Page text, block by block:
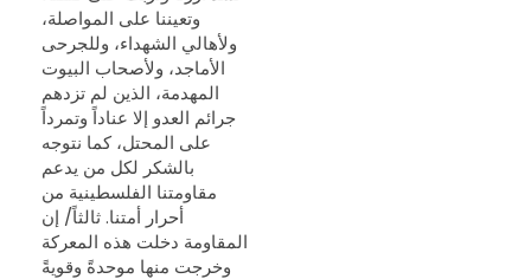
وتعيننا على المواصلة،
ولأهالي الشهداء، وللجرحى
الأماجد، ولأصحاب البيوت
المهدمة، الذين لم تزدهم
جرائم العدو إلا عناداً وتمرداً
على المحتل، كما نتوجه
بالشكر لكل من يدعم
مقاومتنا الفلسطينية من
أحرار أمتنا. ثالثاً/ إن
المقاومة دخلت هذه المعركة
وخرجت منها موحدةً وقويةً